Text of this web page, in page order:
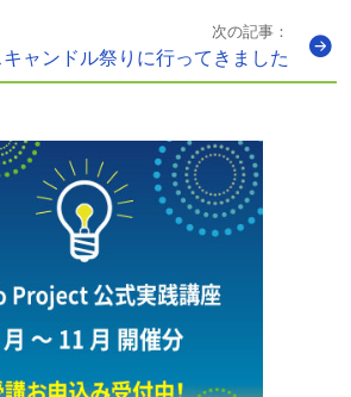
次の記事：
ャンドル祭りに行ってきました